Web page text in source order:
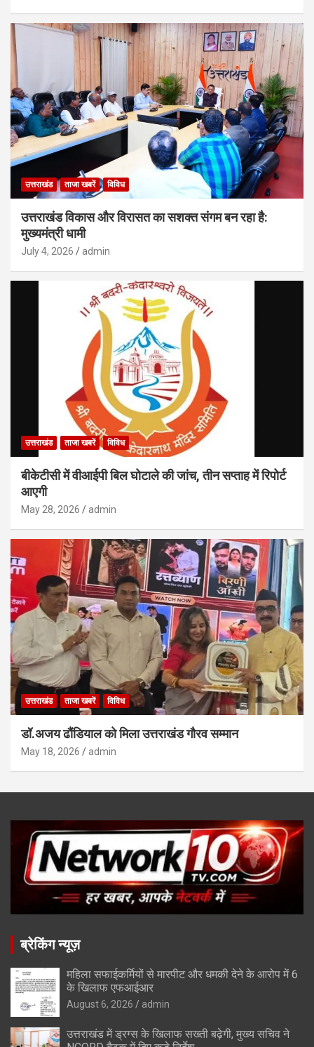
उत्तराखंड ताजा खबरें विविध
उत्तराखंड विकास और विरासत का सशक्त संगम बन रहा है:
मुख्यमंत्री धामी
July 4, 2026 admin
उत्तराखंड ताजा खबरें विविध
बीकेटीसी में वीआईपी बिल घोटाले की जांच, तीन सप्ताह में रिपोर्ट
आएगी
May 28, 2026 admin
उत्तराखंड ताजा खबरें विविध
डॉ.अजय ढौंडियाल को मिला उत्तराखंड गौरव सम्मान
May 18, 2026 admin
ब्रेकिंग न्यूज़
महिला सफाईकर्मियों से मारपीट और धमकी देने के आरोप में 6
के खिलाफ एफआईआर
August 6, 2026 admin
उत्तराखंड में ड्रग्स के खिलाफ सख्ती बढ़ेगी, मुख्य सचिव ने